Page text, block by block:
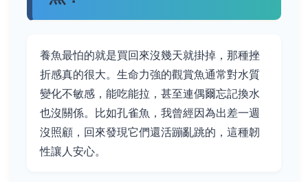
養魚最怕的就是買回來沒幾天就掛掉，那種挫
折感真的很大。生命力強的觀賞魚通常對水質
變化不敏感，能吃能拉，甚至連偶爾忘記換水
也沒關係。比如孔雀魚，我曾經因為出差一週
沒照顧，回來發現它們還活蹦亂跳的，這種韌
性讓人安心。